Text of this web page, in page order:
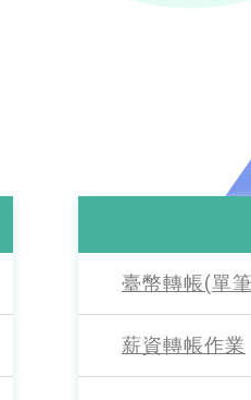
臺幣轉帳(單
薪資轉帳作業